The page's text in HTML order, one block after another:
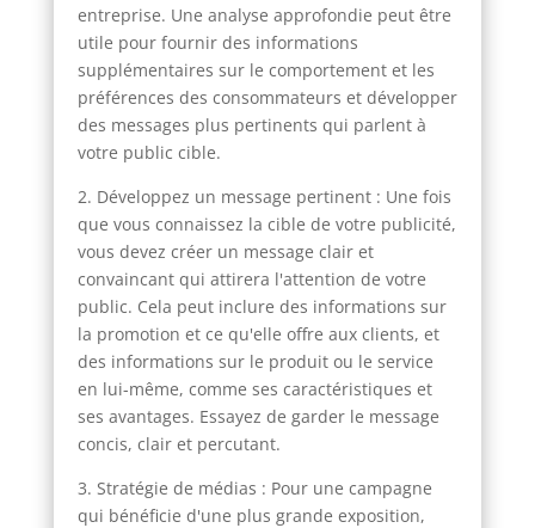
entreprise. Une analyse approfondie peut être
utile pour fournir des informations
supplémentaires sur le comportement et les
préférences des consommateurs et développer
des messages plus pertinents qui parlent à
votre public cible.
2. Développez un message pertinent : Une fois
que vous connaissez la cible de votre publicité,
vous devez créer un message clair et
convaincant qui attirera l'attention de votre
public. Cela peut inclure des informations sur
la promotion et ce qu'elle offre aux clients, et
des informations sur le produit ou le service
en lui-même, comme ses caractéristiques et
ses avantages. Essayez de garder le message
concis, clair et percutant.
3. Stratégie de médias : Pour une campagne
qui bénéficie d'une plus grande exposition,